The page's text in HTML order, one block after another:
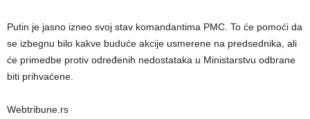
Putin je jasno izneo svoj stav komandantima PMC. To će pomoći da
se izbegnu bilo kakve buduće akcije usmerene na predsednika, ali
će primedbe protiv određenih nedostataka u Ministarstvu odbrane
biti prihvaćene.
Webtribune.rs